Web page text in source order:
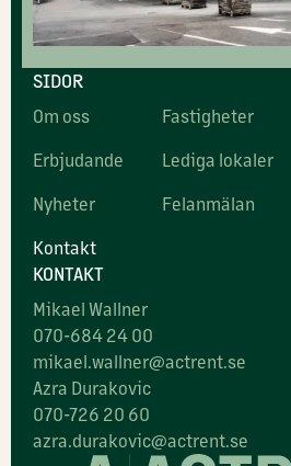
SIDOR
Om oss
Fastigheter
Erbjudande
Lediga lokaler
Nyheter
Felanmälan
Kontakt
KONTAKT
Mikael Wallner
070-684 24 00
mikael.wallner@actrent.se
Azra Durakovic
070-726 20 60
azra.durakovic@actrent.se